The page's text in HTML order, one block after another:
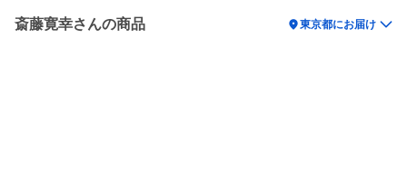
斎藤寛幸さんの商品 location_on東京都にお届け